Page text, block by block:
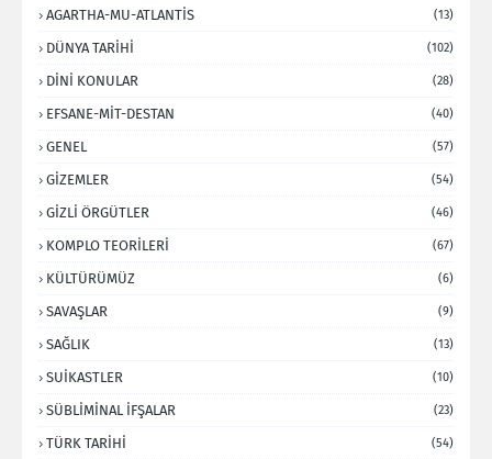
AGARTHA-MU-ATLANTİS (13)
DÜNYA TARİHİ (102)
DİNİ KONULAR (28)
EFSANE-MİT-DESTAN (40)
GENEL (57)
GİZEMLER (54)
GİZLİ ÖRGÜTLER (46)
KOMPLO TEORİLERİ (67)
KÜLTÜRÜMÜZ (6)
SAVAŞLAR (9)
SAĞLIK (13)
SUİKASTLER (10)
SÜBLİMİNAL İFŞALAR (23)
TÜRK TARİHİ (54)